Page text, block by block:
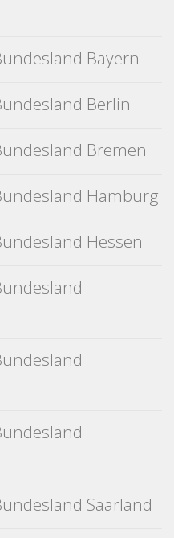
Bayern
Berlin
Bremen
Hamburg
Hessen
Saarland